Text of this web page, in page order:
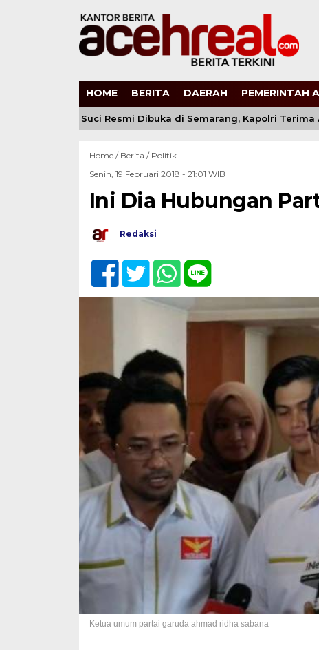
HOME BERITA DAERAH PEMERINTAH
XVI Tapak Suci Resmi Dibuka di Semarang, Kapolri Terima
Home / Berita / Politik
Senin, 19 Februari 2018 - 21:01 WIB
Ini Dia Hubungan
Redaksi
Ketua umum partai garuda ahmad ridha sabana